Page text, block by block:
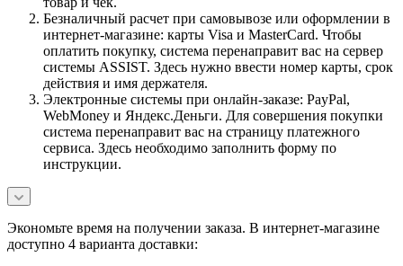
Безналичный расчет при самовывозе или оформлении в
интернет-магазине: карты Visa и MasterCard. Чтобы
оплатить покупку, система перенаправит вас на сервер
системы ASSIST. Здесь нужно ввести номер карты, срок
действия и имя держателя.
Электронные системы при онлайн-заказе: PayPal,
WebMoney и Яндекс.Деньги. Для совершения покупки
система перенаправит вас на страницу платежного
сервиса. Здесь необходимо заполнить форму по
инструкции.
Экономьте время на получении заказа. В интернет-магазине
доступно 4 варианта доставки: